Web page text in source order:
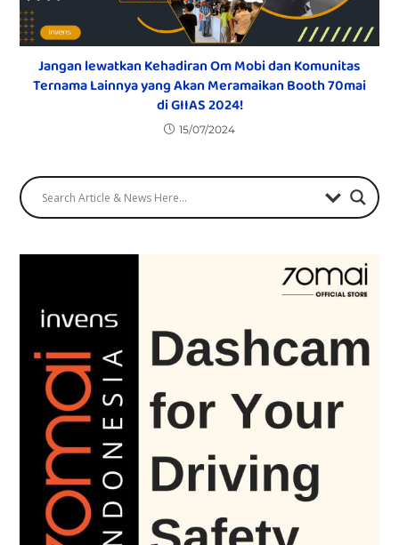
Jangan lewatkan Kehadiran Om Mobi dan Komunitas
Ternama Lainnya yang Akan Meramaikan Booth 70mai
di GIIAS 2024!
15/07/2024